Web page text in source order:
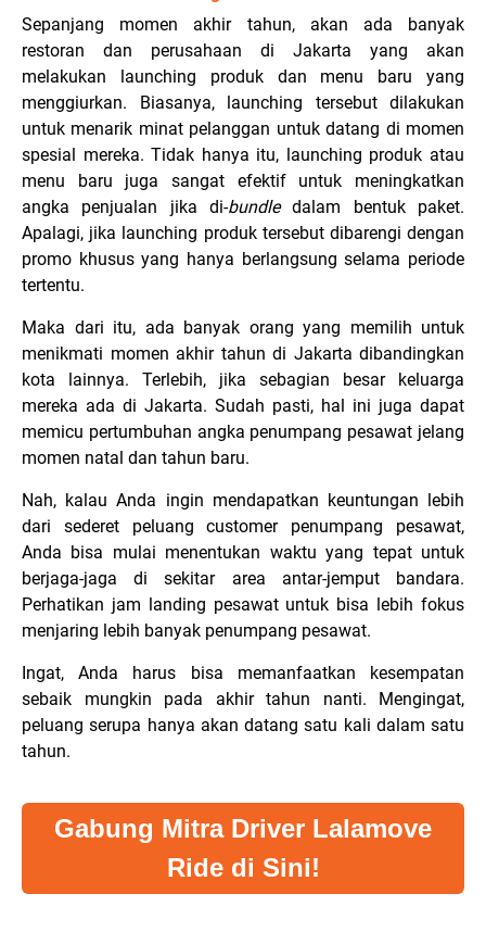
Sepanjang momen akhir tahun, akan ada banyak
restoran dan perusahaan di Jakarta yang akan
melakukan launching produk dan menu baru yang
menggiurkan. Biasanya, launching tersebut dilakukan
untuk menarik minat pelanggan untuk datang di momen
spesial mereka. Tidak hanya itu, launching produk atau
menu baru juga sangat efektif untuk meningkatkan
angka penjualan jika di-bundledalam bentuk paket.
Apalagi, jika launching produk tersebut dibarengi dengan
promo khusus yang hanya berlangsung selama periode
tertentu.
Maka dari itu, ada banyak orang yang memilih untuk
menikmati momen akhir tahun di Jakarta dibandingkan
kota lainnya. Terlebih, jika sebagian besar keluarga
mereka ada di Jakarta. Sudah pasti, hal ini juga dapat
memicu pertumbuhan angka penumpang pesawat jelang
momen natal dan tahun baru.
Nah, kalau Anda ingin mendapatkan keuntungan lebih
dari sederet peluang customer penumpang pesawat,
Anda bisa mulai menentukan waktu yang tepat untuk
berjaga-jaga di sekitar area antar-jemput bandara.
Perhatikan jam landing pesawat untuk bisa lebih fokus
menjaring lebih banyak penumpang pesawat.
Ingat, Anda harus bisa memanfaatkan kesempatan
sebaik mungkin pada akhir tahun nanti. Mengingat,
peluang serupa hanya akan datang satu kali dalam satu
tahun.
Gabung Mitra Driver Lalamove
Ride di Sini!